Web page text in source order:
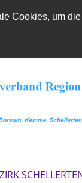
Cookies, um